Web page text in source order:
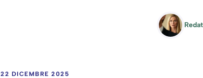
22 DICEMBRE 2025